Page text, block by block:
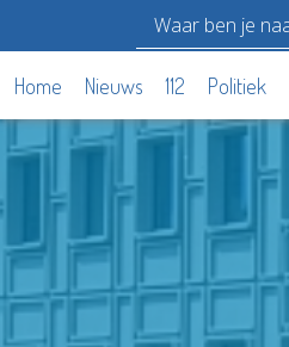
Home Nieuws 112 Politiek